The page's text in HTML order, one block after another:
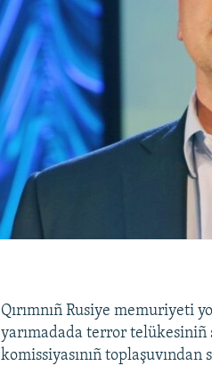
Qırımnıñ Rusiye memuriyeti
yarımadada terror telükesiniñ
komissiyasınıñ toplaşuvından